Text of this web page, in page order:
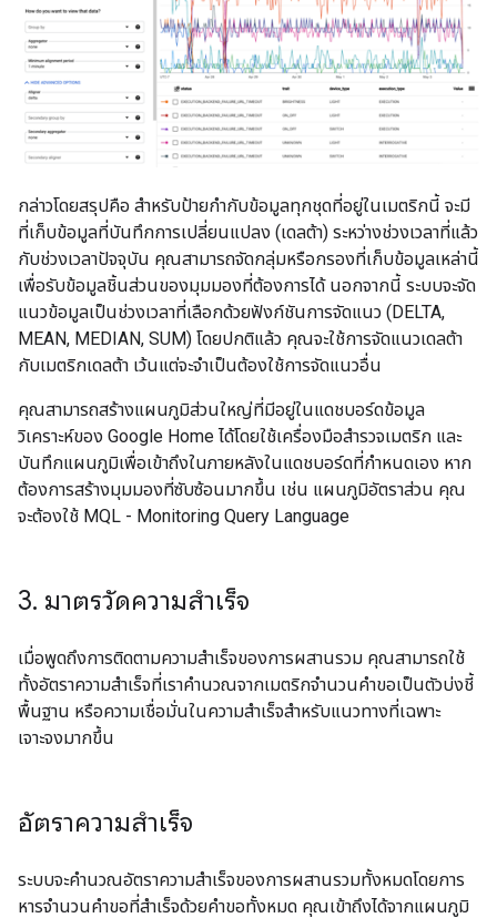
กล่าวโดยสรุปคือ สำหรับป้ายกำกับข้อมูลทุกชุดที่อยู่ในเมตริกนี้ จะมี
ที่เก็บข้อมูลที่บันทึกการเปลี่ยนแปลง (เดลต้า) ระหว่างช่วงเวลาที่แล้ว
กับช่วงเวลาปัจจุบัน คุณสามารถจัดกลุ่มหรือกรองที่เก็บข้อมูลเหล่านี้
เพื่อรับข้อมูลชิ้นส่วนของมุมมองที่ต้องการได้ นอกจากนี้ ระบบจะจัด
แนวข้อมูลเป็นช่วงเวลาที่เลือกด้วยฟังก์ชันการจัดแนว (DELTA,
MEAN, MEDIAN, SUM) โดยปกติแล้ว คุณจะใช้การจัดแนวเดลต้า
กับเมตริกเดลต้า เว้นแต่จะจำเป็นต้องใช้การจัดแนวอื่น
คุณสามารถสร้างแผนภูมิส่วนใหญ่ที่มีอยู่ในแดชบอร์ดข้อมูล
วิเคราะห์ของ Google Home ได้โดยใช้เครื่องมือสํารวจเมตริก และ
บันทึกแผนภูมิเพื่อเข้าถึงในภายหลังในแดชบอร์ดที่กําหนดเอง หาก
ต้องการสร้างมุมมองที่ซับซ้อนมากขึ้น เช่น แผนภูมิอัตราส่วน คุณ
จะต้องใช้ MQL - Monitoring Query Language
3. มาตรวัดความสำเร็จ
เมื่อพูดถึงการติดตามความสําเร็จของการผสานรวม คุณสามารถใช้
ทั้งอัตราความสําเร็จที่เราคํานวณจากเมตริกจํานวนคําขอเป็นตัวบ่งชี้
พื้นฐาน หรือความเชื่อมั่นในความสําเร็จสําหรับแนวทางที่เฉพาะ
เจาะจงมากขึ้น
อัตราความสำเร็จ
ระบบจะคำนวณอัตราความสำเร็จของการผสานรวมทั้งหมดโดยการ
หารจำนวนคำขอที่สำเร็จด้วยคำขอทั้งหมด คุณเข้าถึงได้จากแผนภูมิ